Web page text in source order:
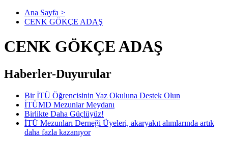
Ana Sayfa >
CENK GÖKÇE ADAŞ
CENK GÖKÇE ADAŞ
Haberler-Duyurular
Bir İTÜ Öğrencisinin Yaz Okuluna Destek Olun
İTÜMD Mezunlar Meydanı
Birlikte Daha Güçlüyüz!
İTÜ Mezunları Derneği Üyeleri, akaryakıt alımlarında artık
daha fazla kazanıyor